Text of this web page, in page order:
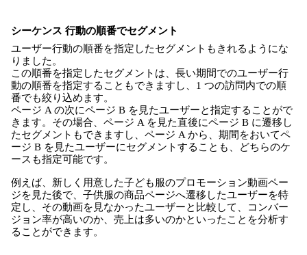
シーケンス 行動の順番でセグメント
ユーザー行動の順番を指定したセグメントもきれるようにな
りました。
この順番を指定したセグメントは、長い期間でのユーザー行
動の順番を指定することもできますし、1 つの訪問内での順
番でも絞り込めます。
ページ A の次にページ B を見たユーザーと指定することがで
きます。その場合、ページ A を見た直後にページ B に遷移し
たセグメントもできますし、ページ A から、期間をおいてペ
ージ B を見たユーザーにセグメントすることも、どちらのケ
ースも指定可能です。
例えば、新しく用意した子ども服のプロモーション動画ペー
ジを見た後で、子供服の商品ページへ遷移したユーザーを特
定し、その動画を見なかったユーザーと比較して、コンバー
ジョン率が高いのか、売上は多いのかといったことを分析す
ることができます。